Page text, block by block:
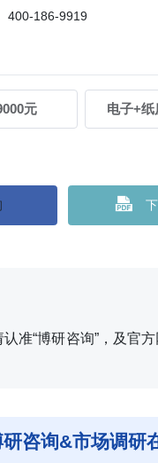
400-186-9919
元 电子+纸
准“博研咨询”，及官
咨询&市场调研